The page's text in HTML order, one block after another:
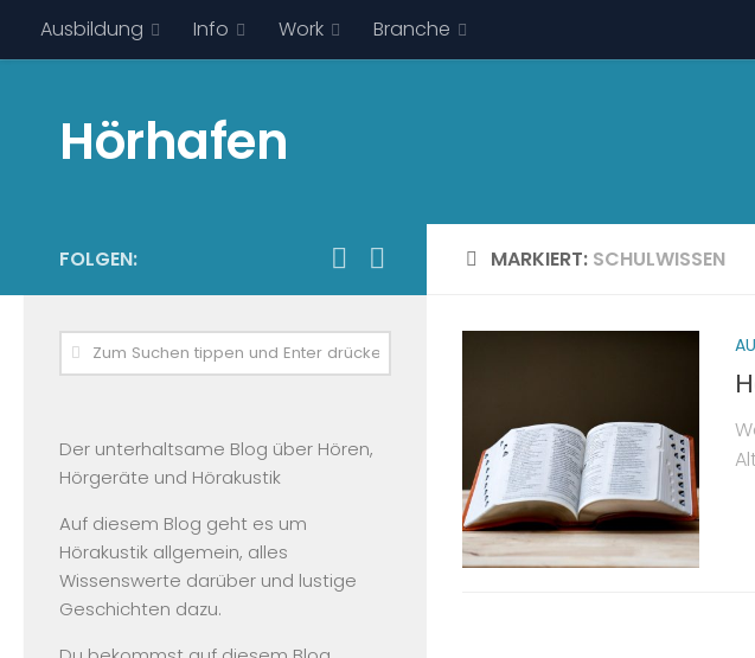
Ausbildung Info Work Branche
Hörhafen
MARKIERT: SCHULWISSEN
FOLGEN:
Der unterhaltsame Blog über Hören,
Hörgeräte und Hörakustik
Auf diesem Blog geht es um
Hörakustik allgemein, alles
Wissenswerte darüber und lustige
Geschichten dazu.